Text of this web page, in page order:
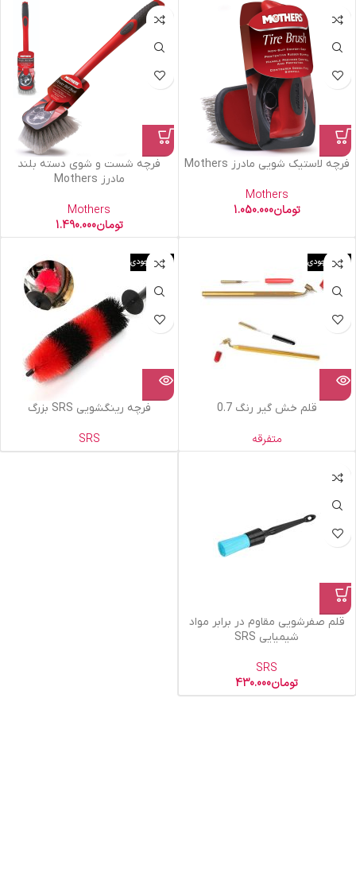
فرچه لاستیک شویی مادرز Mothers
Mothers
تومان1.050.000
فرچه شست و شوی دسته بلند
مادرز Mothers
Mothers
تومان1.490.000
اتمام موجودی
قلم خش گیر رنگ 0.7
متفرقه
اتمام موجودی
فرچه رینگشویی SRS بزرگ
SRS
قلم صفرشویی مقاوم در برابر مواد
شیمیایی SRS
SRS
تومان430.000